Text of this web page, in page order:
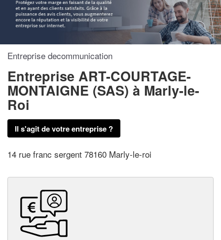
Entreprise decommunication
Entreprise ART-COURTAGE-
MONTAIGNE (SAS) à Marly-le-
Roi
Il s'agit de votre entreprise ?
14 rue franc sergent 78160 Marly-le-roi